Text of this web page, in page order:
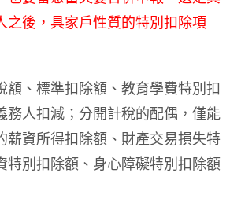
之後，具家戶性質的特別扣除項
額、標準扣除額、教育學費特別扣
務人扣減；分開計稅的配偶，僅能
薪資所得扣除額、財產交易損失特
特別扣除額、身心障礙特別扣除額